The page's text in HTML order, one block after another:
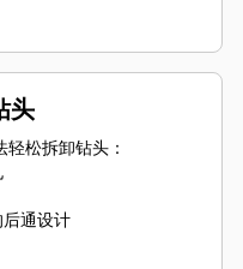
现均匀的钻头磨损
安装 20 mm、22 mm 和
尺寸的刀头，满足不同应
头
松拆卸钻头：
通设计